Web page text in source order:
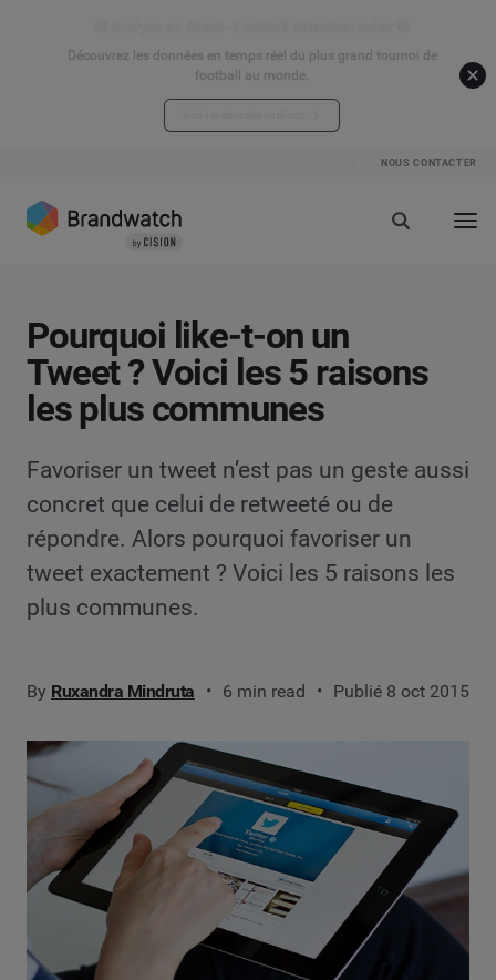
Découvrez les données en temps réel du plus grand tournoi de
football au monde.
NOUS CONTACTER
Pourquoi like-t-on un
Tweet ? Voici les 5 raisons
les plus communes
Favoriser un tweet n’est pas un geste aussi
concret que celui de retweeté ou de
répondre. Alors pourquoi favoriser un
tweet exactement ? Voici les 5 raisons les
plus communes.
By Ruxandra Mindruta 6 min read Publié 8 oct 2015